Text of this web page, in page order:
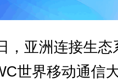
，亚洲连接生
世界移动通信